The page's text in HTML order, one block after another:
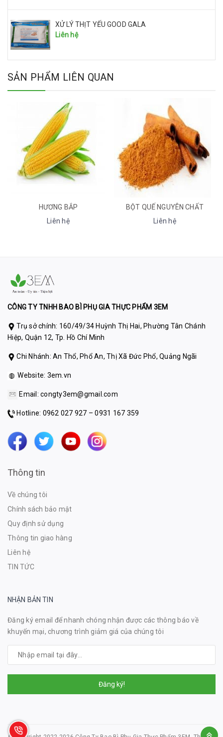
XỬ LÝ THỊT YẾU GOOD GALA
Liên hệ
SẢN PHẨM LIÊN QUAN
BỘT QUẾ NGUYÊN CHẤT
Liên hệ
Liên hệ
CÔNG TY TNHH BAO BÌ PHỤ GIA THỰC PHẨM 3EM
Trụ sở chính: 160/49/34 Huỳnh Thị Hai, Phường Tân Chánh
Hiệp, Quận 12, Tp. Hồ Chí Minh
Chi Nhánh: An Thổ, Phổ An, Thị Xã Đức Phổ, Quảng Ngãi
Website: 3em.vn
Email: congty3em@gmail.com
Hotline: 0962 027 927 – 0931 167 359
Thông tin
Về chúng tôi
Chính sách bảo mật
Quy định sử dụng
Thông tin giao hàng
Liên hệ
TIN TỨC
NHẬN BẢN TIN
Đăng ký email để nhanh chóng nhận được các thông báo về
khuyến mại, chương trình giảm giá của chúng tôi
Đăng ký!